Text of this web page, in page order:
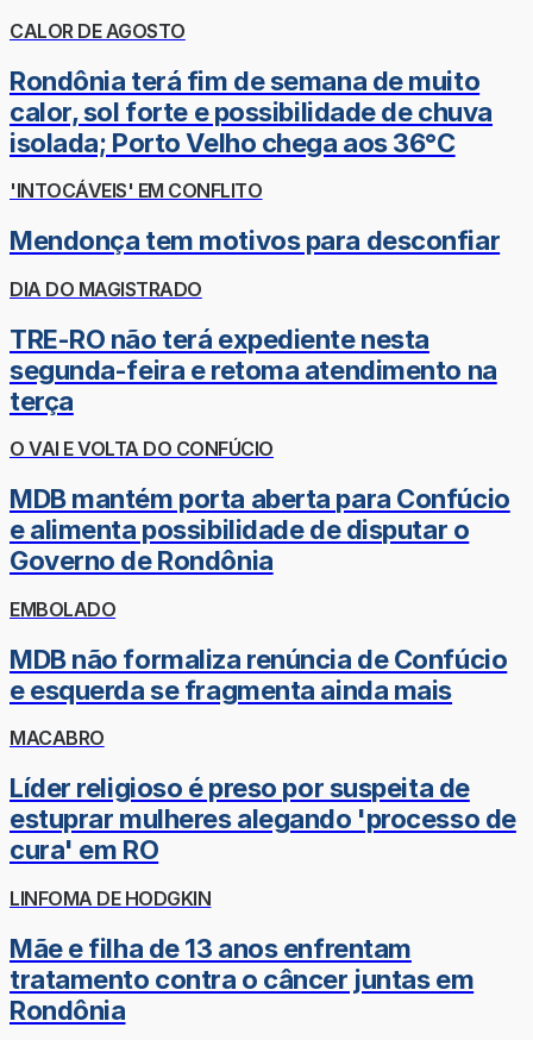
CALOR DE AGOSTO
Rondônia terá fim de semana de muito
calor, sol forte e possibilidade de chuva
isolada; Porto Velho chega aos 36°C
'INTOCÁVEIS' EM CONFLITO
Mendonça tem motivos para desconfiar
DIA DO MAGISTRADO
TRE-RO não terá expediente nesta
segunda-feira e retoma atendimento na
terça
O VAI E VOLTA DO CONFÚCIO
MDB mantém porta aberta para Confúcio
e alimenta possibilidade de disputar o
Governo de Rondônia
EMBOLADO
MDB não formaliza renúncia de Confúcio
e esquerda se fragmenta ainda mais
MACABRO
Líder religioso é preso por suspeita de
estuprar mulheres alegando 'processo de
cura' em RO
LINFOMA DE HODGKIN
Mãe e filha de 13 anos enfrentam
tratamento contra o câncer juntas em
Rondônia